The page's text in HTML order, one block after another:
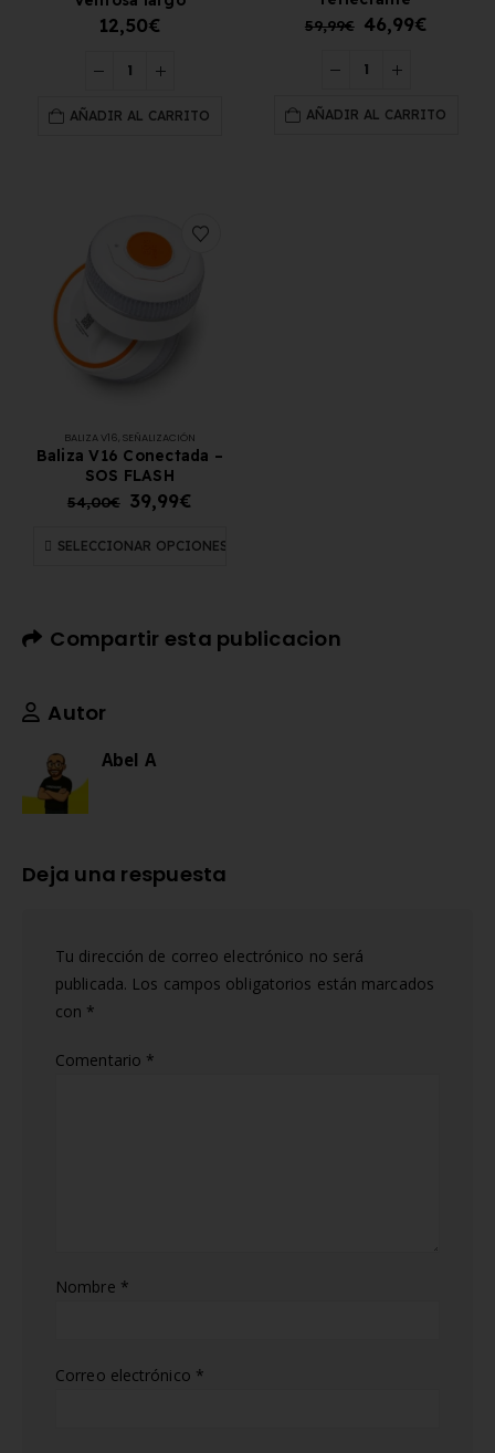
12,50€
AÑADIR AL CARRITO
59,99€ 46,99€
AÑADIR AL CARRITO
BALIZA V16 SEÑALIZACIÓN
Baliza V16 Conectada –
SOS FLASH
54,00€ 39,99€
SELECCIONAR OPCIONES
Compartir esta publicacion
Autor
Abel A
Deja una respuesta
Tu dirección de correo electrónico no será
publicada. Los campos obligatorios están marcados
con *
Comentario *
Nombre *
Correo electrónico *